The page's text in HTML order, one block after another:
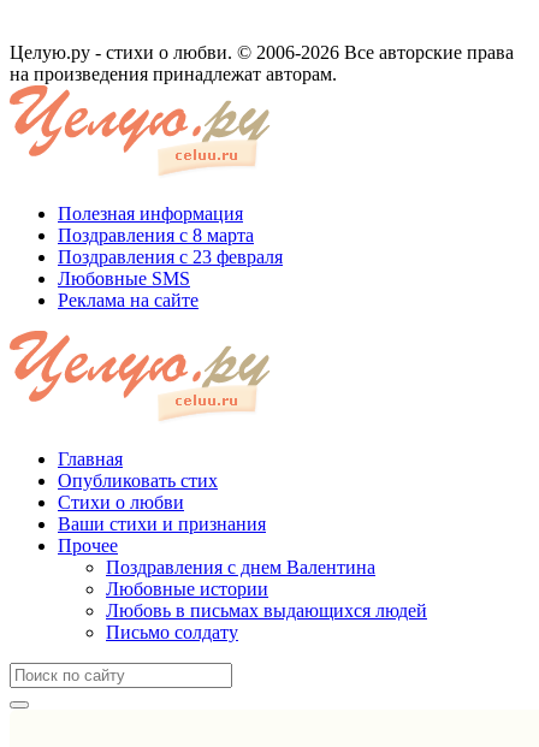
Целую.ру - стихи о любви. © 2006-2026 Все авторские права
на произведения принадлежат авторам.
Полезная информация
Поздравления с 8 марта
Поздравления с 23 февраля
Любовные SMS
Реклама на сайте
Главная
Опубликовать стих
Стихи о любви
Ваши стихи и признания
Прочее
Поздравления с днем Валентина
Любовные истории
Любовь в письмах выдающихся людей
Письмо солдату